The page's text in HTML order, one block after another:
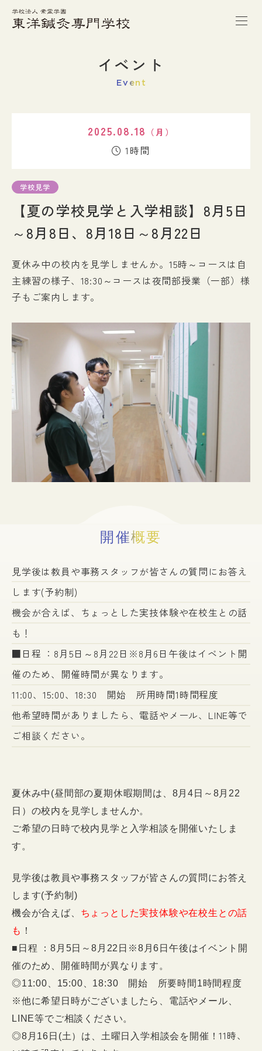
キャンパスライフ
進路・就職
入試情報
お知らせ
よくある質問
お問い合わせ
個人情報保護方針
アクセス
附属臨床施設
対象者別
イベント
Event
2025.08.18 （月）
1時間
学校見学
【夏の学校見学と入学相談】8月5日
～8月8日、8月18日～8月22日
夏休み中の校内を見学しませんか。15時～コースは自
主練習の様子、18:30～コースは夜間部授業（一部）様
子もご案内します。
開催概要
見学後は教員や事務スタッフが皆さんの質問にお答え
します(予約制)
機会が合えば、ちょっとした実技体験や在校生との話
も！
■日程 ：8月5日～8月22日※8月6日午後はイベント開
催のため、開催時間が異なります。
11:00、15:00、18:30 開始 所用時間1時間程度
他希望時間がありましたら、電話やメール、LINE等で
ご相談ください。
夏休み中(昼間部の夏期休暇期間は、8月4日～8月22
日）の校内を見学しませんか。
ご希望の日時で校内見学と入学相談を開催いたしま
す。
見学後は教員や事務スタッフが皆さんの質問にお答え
します(予約制)
機会が合えば、 ちょっとした実技体験や在校生との話
も ！
■日程 ：8月5日～8月22日※8月6日午後はイベント開
催のため、開催時間が異なります。
◎11:00、15:00、18:30 開始 所要時間1時間程度
※他に希望日時がございましたら、電話やメール、
LINE等でご相談ください。
◎8月16日(土）は、土曜日入学相談会を開催！11時、